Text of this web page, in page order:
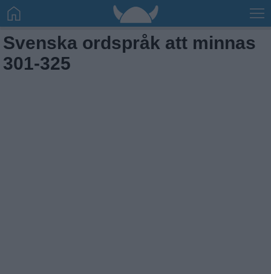
Svenska ordspråk att minnas
301-325